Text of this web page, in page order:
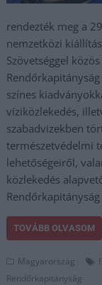
rendezték meg a
nemzetközi
Szövetséggel
színes
víziközlekedés,
szabadvizekben
természetvédelmi
lehetőségeiről,
közlekedés
TOVÁBB OLVASOM
Magyarország
Rendőrkapitányság